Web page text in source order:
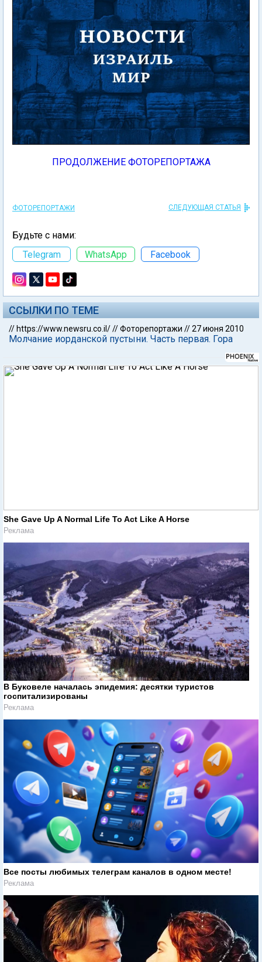
ПРОДОЛЖЕНИЕ ФОТОРЕПОРТАЖА
ФОТОРЕПОРТАЖИ СЛЕДУЮЩАЯ СТАТЬЯ
Будьте с нами:
Telegram
WhatsApp Facebook
ССЫЛКИ ПО ТЕМЕ
// https://www.newsru.co.il///Фоторепортажи //27 июня 2010
Молчание иорданской пустыни. Часть первая. Гора
She Gave Up A Normal Life To Act Like A Horse
Реклама
В Буковеле началась эпидемия: десятки туристов
госпитализированы
Реклама
Все посты любимых телеграм каналов в одном месте!
Реклама